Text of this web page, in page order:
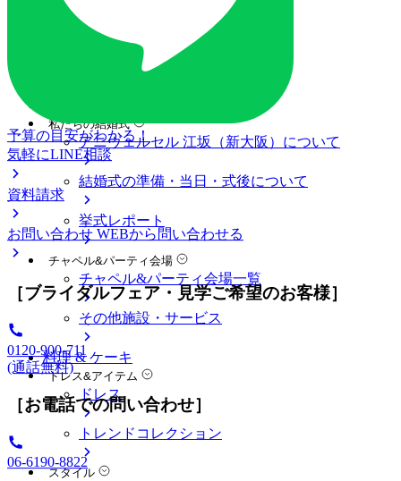
ブライダルフェア
ブライダルフェア一覧
ブライダルフェアの基礎知識
私たちの結婚式
アニヴェルセル 江坂（新大阪）について
結婚式の準備・当日・式後について
挙式レポート
チャペル&パーティ会場
チャペル&パーティ会場一覧
その他施設・サービス
料理 & ケーキ
ドレス&アイテム
ドレス
トレンドコレクション
スタイル
予算の目安がわかる！
気軽にLINE相談
資料請求
お問い合わせ WEBから問い合わせる
［ブライダルフェア・見学ご希望のお客様］
0120-900-711
(通話無料)
［お電話での問い合わせ］
06-6190-8822